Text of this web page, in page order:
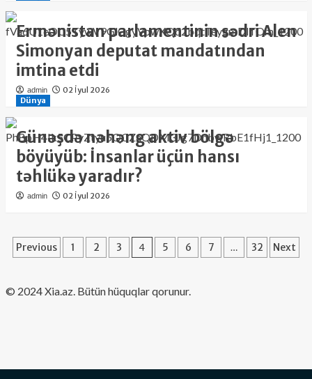
Ermənistan parlamentinin sədri Alen
Simonyan deputat mandatından
imtina etdi
admin
02 İyul 2026
Dünya
Günəşdə nəhəng aktiv bölgə
böyüyüb: İnsanlar üçün hansı
təhlükə yaradır?
admin 02 İyul 2026
Posts
Previous 1 2 3 4 5 6 7 … 32 Next
​© 2024 Xia.az. Bütün hüquqlar qorunur.